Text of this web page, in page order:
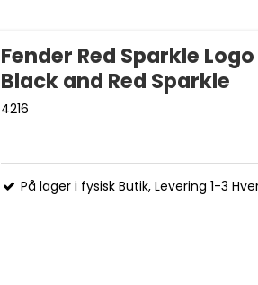
Fender Red Sparkle
Black and Red Sparkle
4216
På lager i fysisk Butik, Levering 1-3